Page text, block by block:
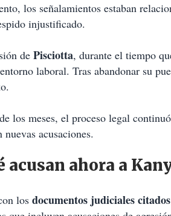
los señalamientos estaban
injustificado.
de Pisciotta, durante el tiempo
laboral. Tras abandonar su
los meses, el proceso legal
nuevas acusaciones.
acusan ahora a
los documentos judiciales